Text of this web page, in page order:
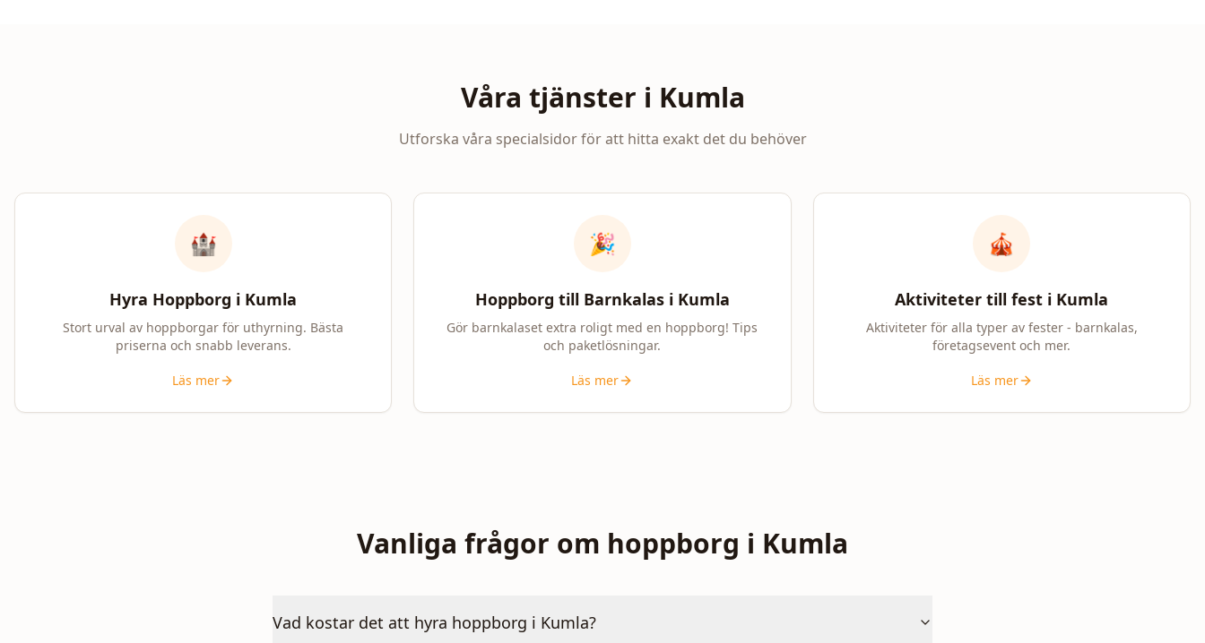
Våra tjänster i Kumla
Utforska våra specialsidor för att hitta exakt det du behöver
🏰
Hyra Hoppborg i Kumla
Stort urval av hoppborgar för uthyrning. Bästa
priserna och snabb leverans.
Läs mer
🎉
Hoppborg till Barnkalas i Kumla
Gör barnkalaset extra roligt med en hoppborg! Tips
och paketlösningar.
Läs mer
🎪
Aktiviteter till fest i Kumla
Aktiviteter för alla typer av fester - barnkalas,
företagsevent och mer.
Läs mer
Vanliga frågor om hoppborg i Kumla
Vad kostar det att hyra hoppborg i Kumla?